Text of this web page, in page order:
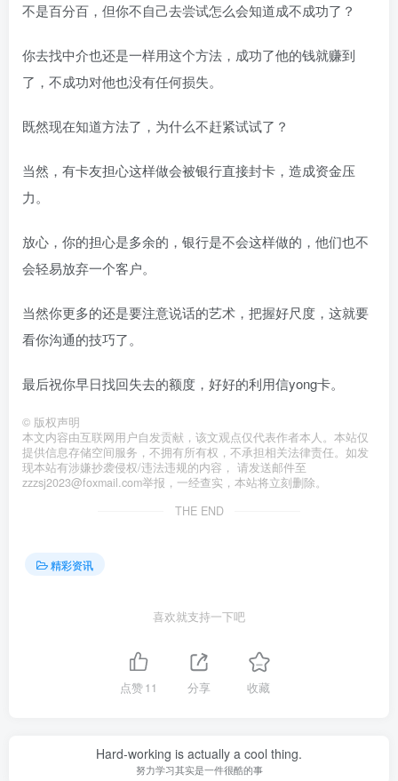
不是百分百，但你不自己去尝试怎么会知道成不成功了？
你去找中介也还是一样用这个方法，成功了他的钱就赚到
了，不成功对他也没有任何损失。
既然现在知道方法了，为什么不赶紧试试了？
当然，有卡友担心这样做会被银行直接封卡，造成资金压
力。
放心，你的担心是多余的，银行是不会这样做的，他们也不
会轻易放弃一个客户。
当然你更多的还是要注意说话的艺术，把握好尺度，这就要
看你沟通的技巧了。
最后祝你早日找回失去的额度，好好的利用信yong卡。
© 版权声明
本文内容由互联网用户自发贡献，该文观点仅代表作者本人。本站仅
提供信息存储空间服务，不拥有所有权，不承担相关法律责任。如发
现本站有涉嫌抄袭侵权/违法违规的内容， 请发送邮件至
zzzsj2023@foxmail.com举报，一经查实，本站将立刻删除。
THE END
精彩资讯
喜欢就支持一下吧
点赞11 分享 收藏
Hard-working is actually a cool thing.
努力学习其实是一件很酷的事